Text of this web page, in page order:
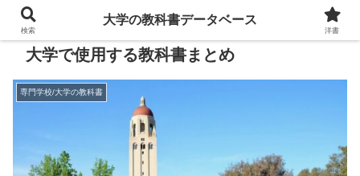
大学で使用する教科書まとめ
専門学校/大学の教科書
検索
大学の教科書データベース
洋書